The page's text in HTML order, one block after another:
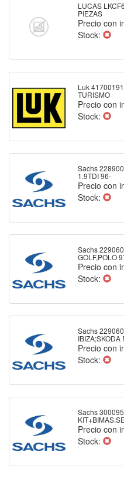
LUCAS
PIEZAS
Precio con
Stock:
Luk
TURISMO
Precio con
Stock:
Sachs
1.9TDI 96-
Precio con
Stock:
Sachs
GOLF,POLO
Precio con
Stock:
Sachs
IBIZA;SKODA
Precio con
Stock:
Sachs
Precio con
Stock: